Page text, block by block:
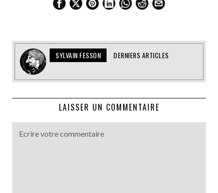
SYLVAIN FESSON DERNIERS ARTICLES
LAISSER UN COMMENTAIRE